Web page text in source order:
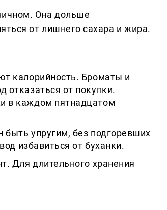
Она дольше
от лишнего сахара и жира.
калорийность. Броматы и
отказаться от покупки.
в каждом пятнадцатом
упругим, без подгоревших
избавиться от буханки.
Для длительного хранения